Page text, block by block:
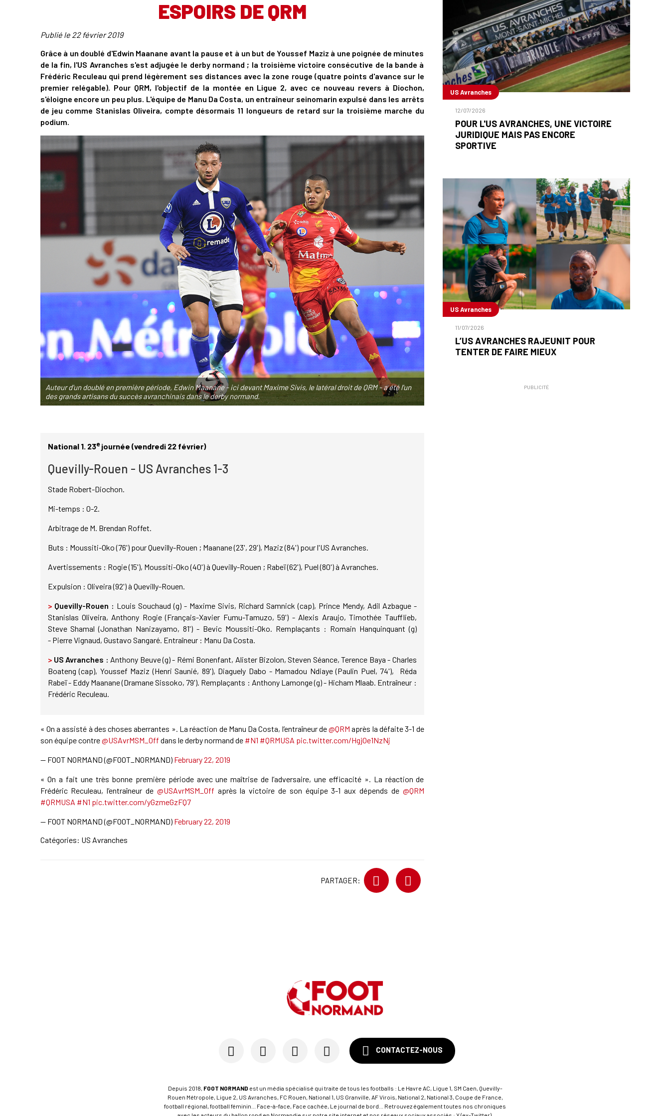
ESPOIRS DE QRM
Publié le 22 février 2019
Grâce à un doublé d'Edwin Maanane avant la pause et à un but de Youssef Maziz à une poignée de minutes
de la fin, l'US Avranches s'est adjugée le derby normand ; la troisième victoire consécutive de la bande à
Frédéric Reculeau qui prend légèrement ses distances avec la zone rouge (quatre points d'avance sur le
premier relégable). Pour QRM, l'objectif de la montée en Ligue 2, avec ce nouveau revers à Diochon,
s'éloigne encore un peu plus. L'équipe de Manu Da Costa, un entraîneur seinomarin expulsé dans les arrêts
de jeu comme Stanislas Oliveira, compte désormais 11 longueurs de retard sur la troisième marche du
podium.
Auteur d'un doublé en première période, Edwin Maanane - ici devant Maxime Sivis, le latéral droit de QRM - a été l'un
des grands artisans du succès avranchinais dans le derby normand.
National 1. 23ejournée (vendredi 22 février)
Quevilly-Rouen - US Avranches 1-3
Stade Robert-Diochon.
Mi-temps : 0-2.
Arbitrage de M. Brendan Roffet.
Buts : Moussiti-Oko (76') pour Quevilly-Rouen ; Maanane (23', 29'), Maziz (84') pour l'US Avranches.
Avertissements : Rogie (15'), Moussiti-Oko (40') à Quevilly-Rouen ; Rabeï (62'), Puel (80') à Avranches.
Expulsion : Oliveira (92') à Quevilly-Rouen.
> Quevilly-Rouen : Louis Souchaud (g) - Maxime Sivis, Richard Samnick (cap), Prince Mendy, Adil Azbague -
Stanislas Oliveira, Anthony Rogie (Français-Xavier Fumu-Tamuzo, 59') - Alexis Araujo, Timothée Taufflieb,
Steve Shamal (Jonathan Nanizayamo, 81') - Bevic Moussiti-Oko. Remplaçants : Romain Hanquinquant (g)
- Pierre Vignaud, Gustavo Sangaré. Entraîneur : Manu Da Costa.
> US Avranches : Anthony Beuve (g) - Rémi Bonenfant, Alister Bizolon, Steven Séance, Terence Baya - Charles
Boateng (cap), Youssef Maziz (Henri Saunié, 89'), Diaguely Dabo - Mamadou Ndiaye (Paulin Puel, 74'), Réda
Rabeï - Eddy Maanane (Dramane Sissoko, 79'). Remplaçants : Anthony Lamonge (g) - Hicham Mlaab. Entraîneur :
Frédéric Reculeau.
« On a assisté à des choses aberrantes ». La réaction de Manu Da Costa, l’entraîneur de@QRM après la défaite 3-1 de
son équipe contre@USAvrMSM_Off dans le derby normand de #N1 #QRMUSA pic.twitter.com/HgjOe1NzNj
— FOOT NORMAND (@FOOT_NORMAND) February 22, 2019
« On a fait une très bonne première période avec une maîtrise de l’adversaire, une efficacité ». La réaction de
Frédéric Reculeau, l’entraîneur de @USAvrMSM_Off après la victoire de son équipe 3-1 aux dépends de @QRM
#QRMUSA #N1 pic.twitter.com/yGzmeGzFQ7
— FOOT NORMAND (@FOOT_NORMAND) February 22, 2019
Catégories: US Avranches
PARTAGER:
US Avranches
12/07/2026
POUR L'US AVRANCHES, UNE VICTOIRE
JURIDIQUE MAIS PAS ENCORE
SPORTIVE
US Avranches
11/07/2026
L’US AVRANCHES RAJEUNIT POUR
TENTER DE FAIRE MIEUX
PUBLICITÉ
CONTACTEZ-NOUS
Depuis 2018, FOOT NORMAND est un média spécialisé qui traite de tous les footballs : Le Havre AC, Ligue 1, SM Caen, Quevilly-
Rouen Métropole, Ligue 2, US Avranches, FC Rouen, National 1, US Granville, AF Virois, National 2, National 3, Coupe de France,
football régional, football féminin... Face-à-face, Face cachée, Le journal de bord... Retrouvez également toutes nos chroniques